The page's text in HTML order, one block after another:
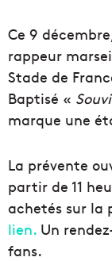
Ce 9
rappeur
Stade de
Baptisé «
marque une
La prévente
partir de 11
achetés sur la
lien. Un
fans.